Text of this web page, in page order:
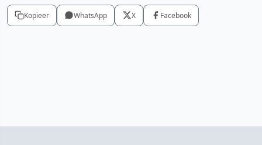
Kopieer WhatsApp X Facebook